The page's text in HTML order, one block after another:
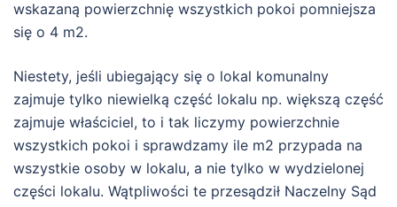
wskazaną powierzchnię wszystkich pokoi pomniejsza
się o 4 m2.
Niestety, jeśli ubiegający się o lokal komunalny
zajmuje tylko niewielką część lokalu np. większą część
zajmuje właściciel, to i tak liczymy powierzchnie
wszystkich pokoi i sprawdzamy ile m2 przypada na
wszystkie osoby w lokalu, a nie tylko w wydzielonej
części lokalu. Wątpliwości te przesądził Naczelny Sąd